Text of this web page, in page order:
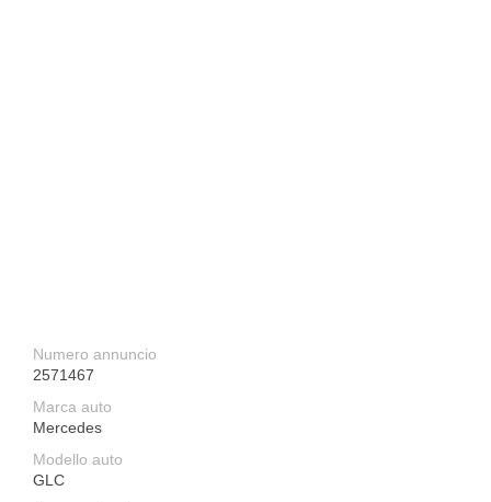
Numero annuncio
2571467
Marca auto
Mercedes
Modello auto
GLC